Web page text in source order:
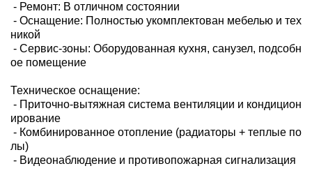
​ - Ремонт: В отличном состоянии
​ - Оснащение: Полностью укомплектован мебелью и тех
никой
​ - Сервис-зоны: Оборудованная кухня, санузел, подсобн
ое помещение
Техническое оснащение:
​ - Приточно-вытяжная система вентиляции и кондицион
ирование
​ - Комбинированное отопление (радиаторы + теплые по
лы)
​ - Видеонаблюдение и противопожарная сигнализация